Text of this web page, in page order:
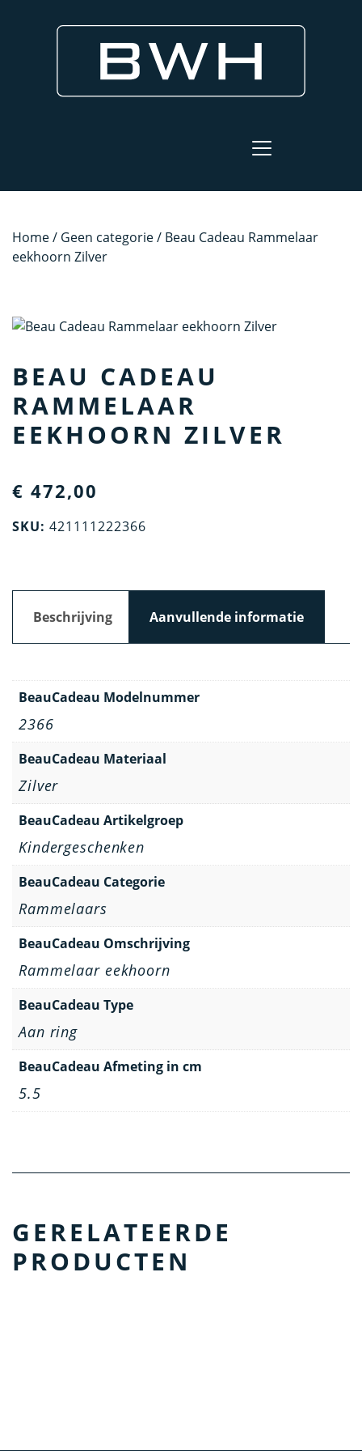
Home/ Geen categorie/ Beau Cadeau Rammelaar
eekhoorn Zilver
BEAU CADEAU
RAMMELAAR
EEKHOORN ZILVER
€ 472,00
SKU: 421111222366
Beschrijving Aanvullende informatie
BeauCadeau Modelnummer
2366
BeauCadeau Materiaal
Zilver
BeauCadeau Artikelgroep
Kindergeschenken
BeauCadeau Categorie
Rammelaars
BeauCadeau Omschrijving
Rammelaar eekhoorn
BeauCadeau Type
Aan ring
BeauCadeau Afmeting in cm
5.5
GERELATEERDE
PRODUCTEN